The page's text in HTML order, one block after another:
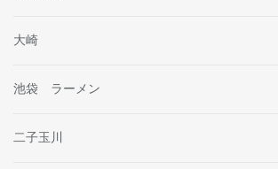
大崎
池袋 ラーメン
二子玉川